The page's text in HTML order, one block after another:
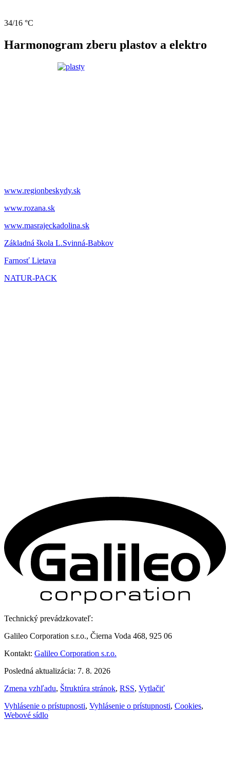
34/16 °C
Harmonogram zberu plastov a elektro
www.regionbeskydy.sk
www.rozana.sk
www.masrajeckadolina.sk
Základná škola L.Svinná-Babkov
Farnosť Lietava
NATUR-PACK
Technický prevádzkovateľ:
Galileo Corporation s.r.o., Čierna Voda 468, 925 06
Kontakt: Galileo Corporation s.r.o.
Posledná aktualizácia: 7. 8. 2026
Zmena vzhľadu, Štruktúra stránok, RSS, Vytlačiť
Vyhlásenie o prístupnosti, Vyhlásenie o prístupnosti, Cookies,
Webové sídlo